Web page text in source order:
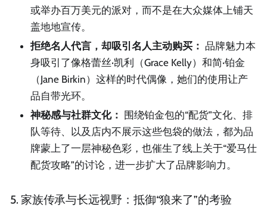
或举办百万美元的派对，而不是在大众媒体上铺天
盖地地宣传。
拒绝名人代言，却吸引名人主动购买： 品牌魅力本
身吸引了像格蕾丝·凯利（Grace Kelly）和简·铂金
（Jane Birkin）这样的时代偶像，她们的使用让产
品自带光环。
神秘感与社群文化： 围绕铂金包的“配货”文化、排
队等待、以及店内不展示这些包袋的做法，都为品
牌蒙上了一层神秘色彩，也催生了线上关于“爱马仕
配货攻略”的讨论，进一步扩大了品牌影响力。
5. 家族传承与长远视野：抵御“狼来了”的考验